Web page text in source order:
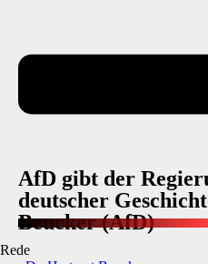
AfD gibt der
deutscher
Beucker (AfD)
Rede